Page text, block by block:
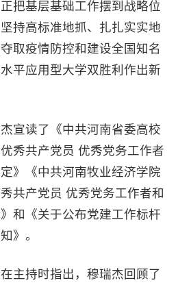
把基层基础工作摆到战略位
持高标准地抓、扎扎实实地
取疫情防控和建设全国知名
平应用型大学双胜利作出新
读了《中共河南省委高校
秀共产党员 优秀党务工作者
》《中共河南牧业经济学院
共产党员 优秀党务工作者和
和《关于公布党建工作标杆
》。
持时指出，穆瑞杰回顾了